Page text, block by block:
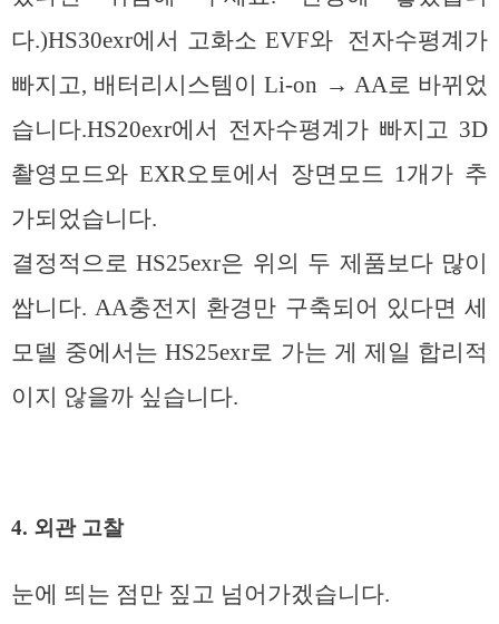
다.)HS30exr에서 고화소 EVF와 전자수평계가
빠지고, 배터리시스템이 Li-on → AA로 바뀌었
습니다.HS20exr에서 전자수평계가 빠지고 3D
촬영모드와 EXR오토에서 장면모드 1개가 추
가되었습니다.
결정적으로 HS25exr은 위의 두 제품보다 많이
쌉니다. AA충전지 환경만 구축되어 있다면 세
모델 중에서는 HS25exr로 가는 게 제일 합리적
이지 않을까 싶습니다.
4. 외관 고찰
눈에 띄는 점만 짚고 넘어가겠습니다.